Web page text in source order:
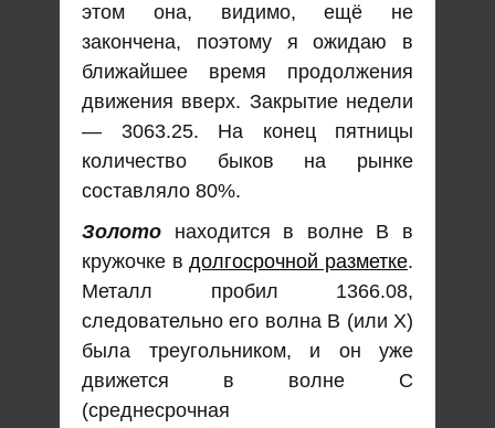
этом она, видимо, ещё не
закончена, поэтому я ожидаю в
ближайшее время продолжения
движения вверх. Закрытие недели
— 3063.25. На конец пятницы
количество быков на рынке
составляло 80%.
Золото находится в волне В в
кружочке вдолгосрочной разметке.
Металл пробил 1366.08,
следовательно его волна В (или Х)
была треугольником, и он уже
движется в волне С
(среднесрочная